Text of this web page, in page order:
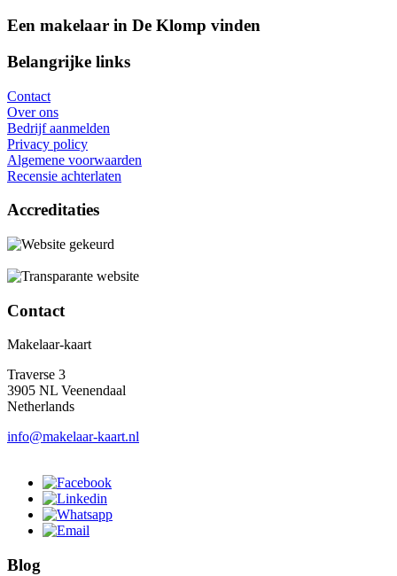
Een makelaar in De Klomp vinden
Belangrijke links
Contact
Over ons
Bedrijf aanmelden
Privacy policy
Algemene voorwaarden
Recensie achterlaten
Accreditaties
Contact
Makelaar-kaart
Traverse 3
3905 NL Veenendaal
Netherlands
info@makelaar-kaart.nl
Blog